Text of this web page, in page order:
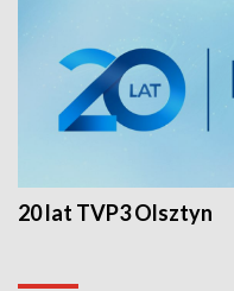
20 lat TVP3 Olsztyn